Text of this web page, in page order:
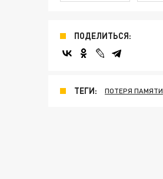
ПОДЕЛИТЬСЯ:
ТЕГИ: ПОТЕРЯ ПАМЯТИ